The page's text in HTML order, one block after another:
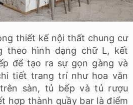
thiết kế nội thất chung cư
theo hình dạng chữ L, kết
để tạo ra sự gọn gàng và
tiết trang trí như hoa văn
sàn, tủ bếp và tủ rượu
hợp thành quầy bar là điểm